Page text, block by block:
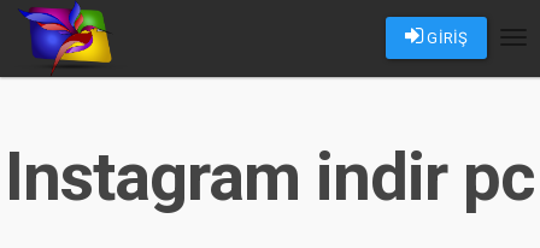
GİRİŞ
Instagram indir pc